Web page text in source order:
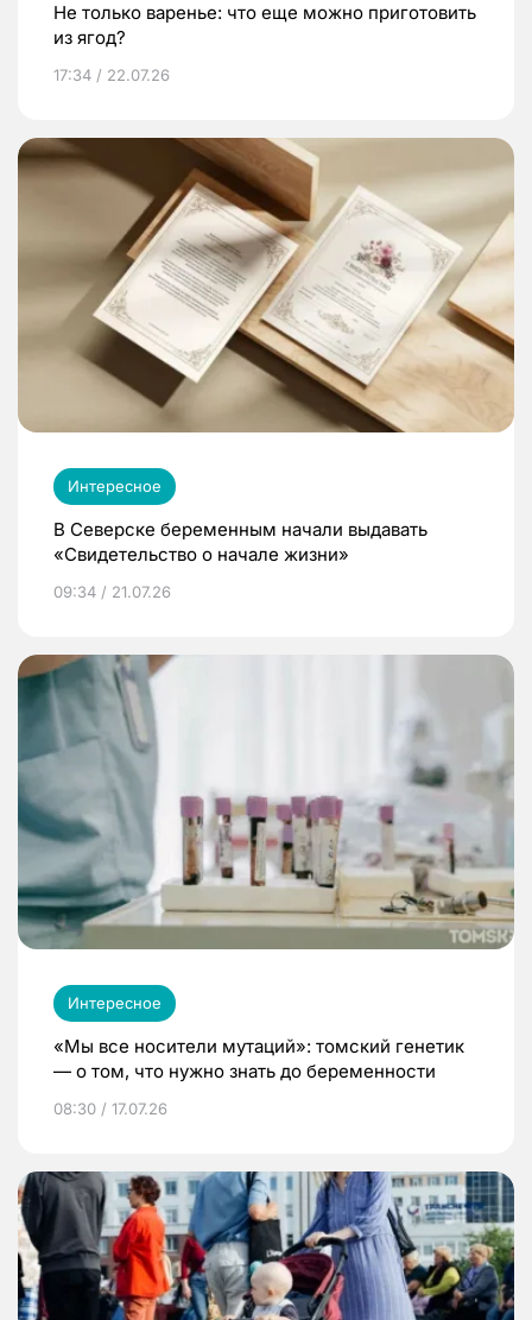
Не только варенье: что еще можно приготовить
из ягод?
17:34 / 22.07.26
Интересное
В Северске беременным начали выдавать
«Свидетельство о начале жизни»
09:34 / 21.07.26
Интересное
«Мы все носители мутаций»: томский генетик
— о том, что нужно знать до беременности
08:30 / 17.07.26